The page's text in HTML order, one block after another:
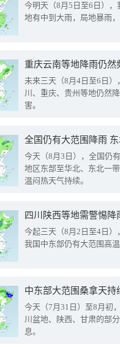
今明天（8月5日至6日）
地有中到大雨，局地暴雨
重庆云南等地降雨仍然
未来三天（8月4日至6日
川、重庆、贵州等地仍然
害。
全国仍有大范围降雨
今天（8月3日），全国仍
地区东部至华北、东北一
温闷热天气持续。
今起三天（8月2日至4日
我国中东部仍有大范围高
中东部大范围桑拿天
今天（7月31日）至8月初
川盆地、陕西、甘肃的部
息。